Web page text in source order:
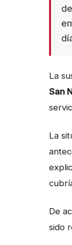
La
San
La
De
sido